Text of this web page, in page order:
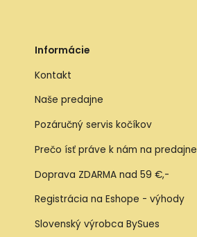
Informácie
Kontakt
Naše predajne
Pozáručný servis kočíkov
Prečo ísť práve k nám na predajne
Doprava ZDARMA nad 59 €,-
Registrácia na Eshope - výhody
Slovenský výrobca BySues